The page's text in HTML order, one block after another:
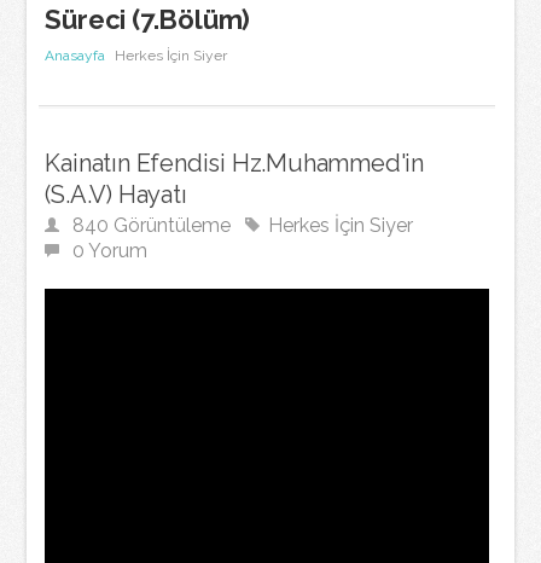
Süreci (7.Bölüm)
Anasayfa Herkes İçin Siyer
Kainatın Efendisi Hz.Muhammed'in
(S.A.V) Hayatı
840 Görüntüleme
Herkes İçin Siyer
0 Yorum